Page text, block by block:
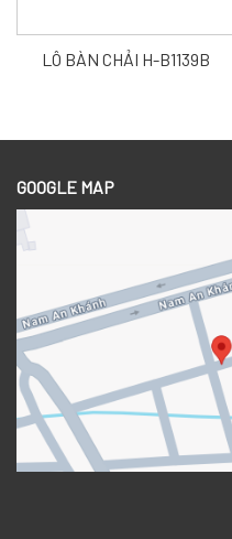
LÔ BÀN CHẢI H-B1139B
GOOGLE MAP